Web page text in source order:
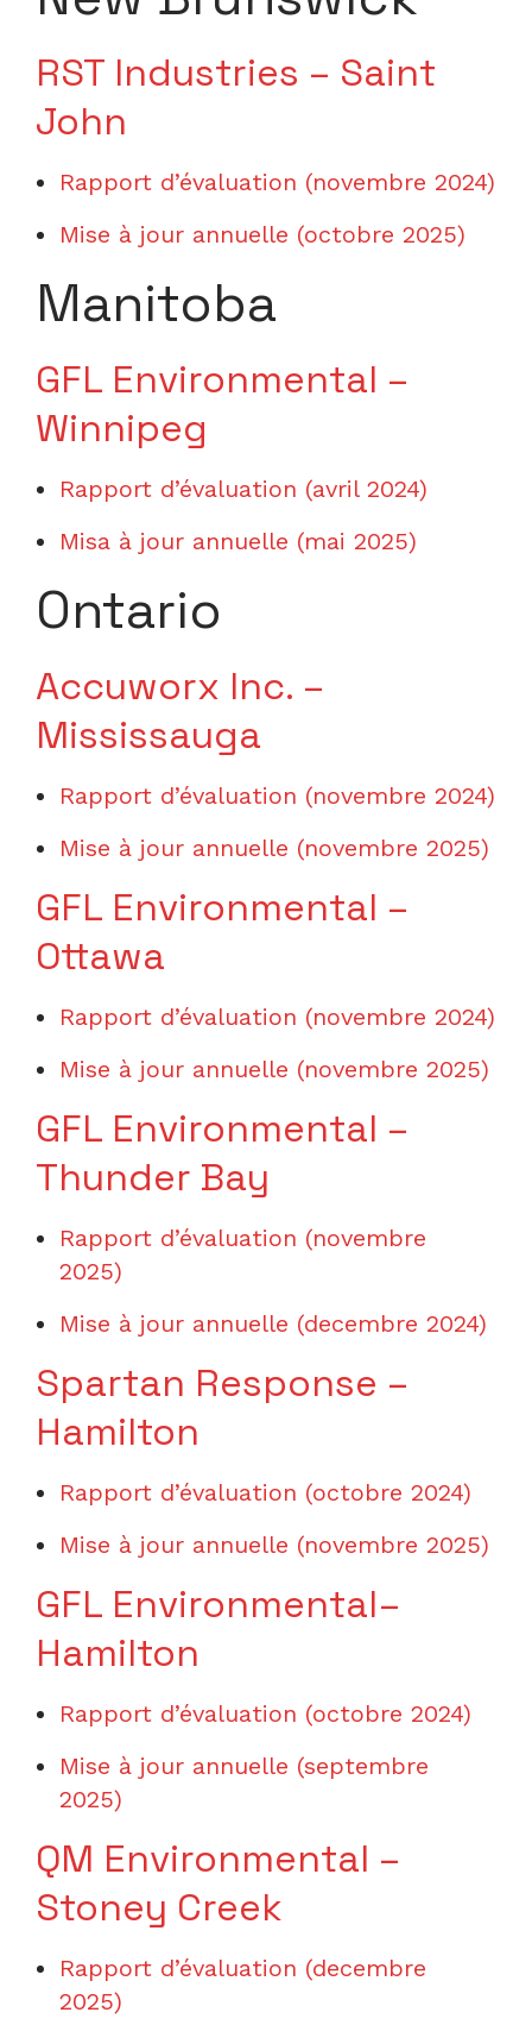
RST Industries – Saint
John
Rapport d’évaluation (novembre 2024)
Mise à jour annuelle (octobre 2025)
Manitoba
GFL Environmental –
Winnipeg
Rapport d’évaluation (avril 2024)
Misa à jour annuelle (mai 2025)
Ontario
Accuworx Inc. –
Mississauga
Rapport d’évaluation (novembre 2024)
Mise à jour annuelle (novembre 2025)
GFL Environmental –
Ottawa
Rapport d’évaluation (novembre 2024)
Mise à jour annuelle (novembre 2025)
GFL Environmental –
Thunder Bay
Rapport d’évaluation (novembre
2025)
Mise à jour annuelle (decembre 2024)
Spartan Response –
Hamilton
Rapport d’évaluation (octobre 2024)
Mise à jour annuelle (novembre 2025)
GFL Environmental–
Hamilton
Rapport d’évaluation (octobre 2024)
Mise à jour annuelle (septembre
2025)
QM Environmental –
Stoney Creek
Rapport d’évaluation (decembre
2025)